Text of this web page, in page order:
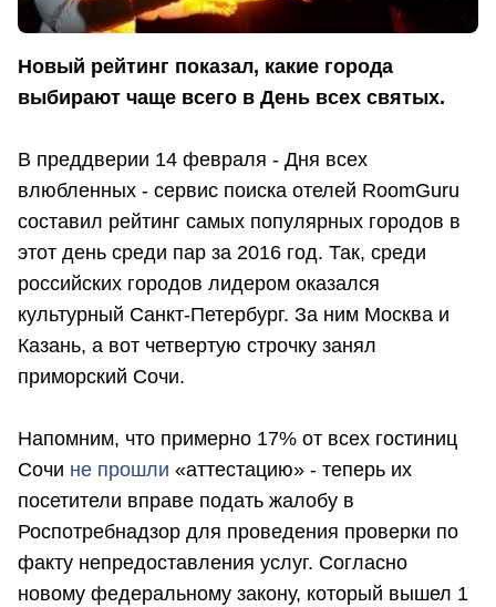
Новый рейтинг показал, какие города
выбирают чаще всего в День всех святых.
В преддверии 14 февраля - Дня всех
влюбленных - сервис поиска отелей RoomGuru
составил рейтинг самых популярных городов в
этот день среди пар за 2016 год. Так, среди
российских городов лидером оказался
культурный Санкт-Петербург. За ним Москва и
Казань, а вот четвертую строчку занял
приморский Сочи.
Напомним, что примерно 17% от всех гостиниц
Сочи не прошли «аттестацию» - теперь их
посетители вправе подать жалобу в
Роспотребнадзор для проведения проверки по
факту непредоставления услуг. Согласно
новому федеральному закону, который вышел 1